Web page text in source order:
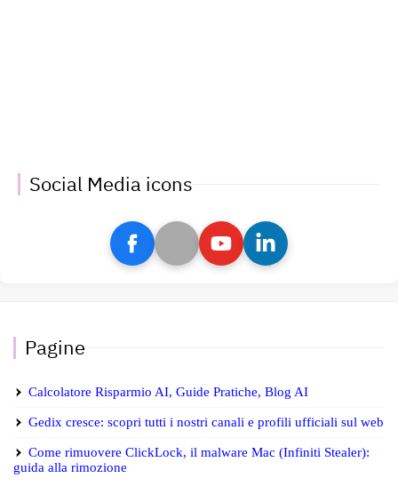
Social Media icons
Pagine
Calcolatore Risparmio AI, Guide Pratiche, Blog AI
Gedix cresce: scopri tutti i nostri canali e profili ufficiali sul web
Come rimuovere ClickLock, il malware Mac (Infiniti Stealer):
guida alla rimozione